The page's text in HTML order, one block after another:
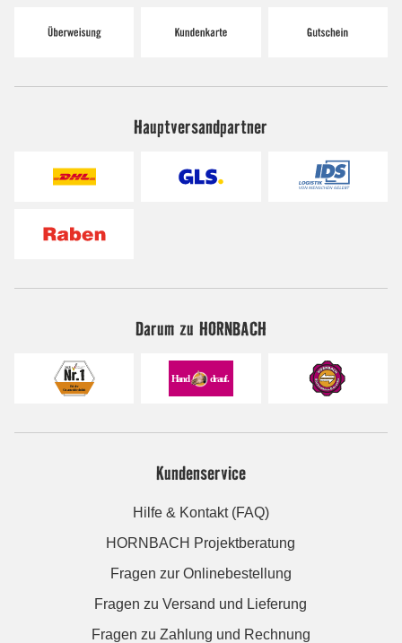
Hauptversandpartner
Darum zu HORNBACH
Kundenservice
Hilfe & Kontakt (FAQ)
HORNBACH Projektberatung
Fragen zur Onlinebestellung
Fragen zu Versand und Lieferung
Fragen zu Zahlung und Rechnung